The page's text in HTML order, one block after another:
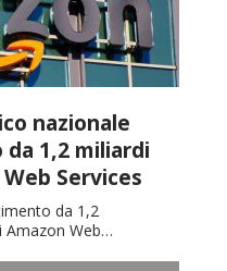
nazionale
1,2 miliardi
Services
da 1,2
Amazon Web…